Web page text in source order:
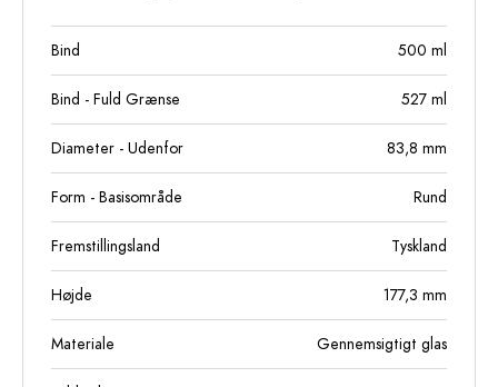
Bind 500 ml
Bind - Fuld Grænse 527 ml
Diameter - Udenfor 83,8 mm
Form - Basisområde Rund
Fremstillingsland Tyskland
Højde 177,3 mm
Materiale Gennemsigtigt glas